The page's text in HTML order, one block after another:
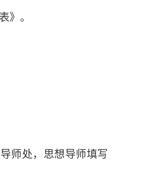
》。
师处，思想导师填写